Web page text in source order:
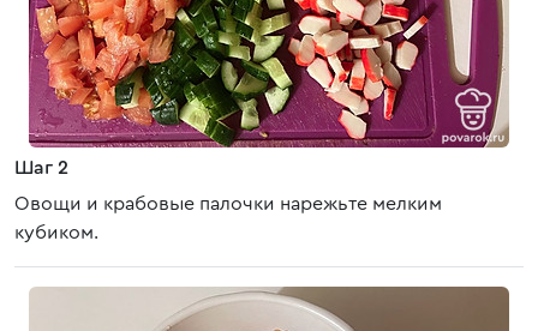
Шаг 2
Овощи и крабовые палочки нарежьте мелким
кубиком.